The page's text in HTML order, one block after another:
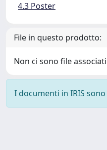
4.3 Poster
File in questo prodotto:
Non ci sono file
I documenti in IRIS